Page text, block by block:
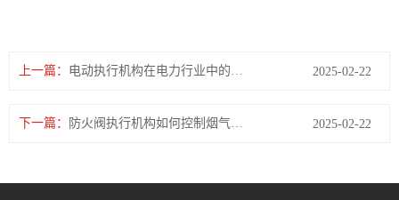
上一篇： 电动执行机构在电力行业中的应用 2025-02-22
下一篇： 防火阀执行机构如何控制烟气及火焰的通过？ 2025-02-22